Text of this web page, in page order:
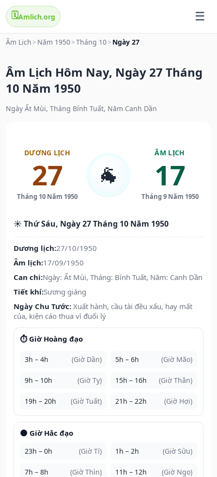
🗓️Amlich.org
Âm Lịch > Năm 1950>Tháng 10> Ngày 27
Âm Lịch Hôm Nay, Ngày 27 Tháng
10 Năm 1950
Ngày Ất Mùi, Tháng Bính Tuất, Năm Canh Dần
DƯƠNG LỊCH
27
Tháng 10 Năm 1950
🐐
ÂM LỊCH
17
Tháng 9 Năm 1950
☀️ Thứ Sáu, Ngày 27 Tháng 10 Năm 1950
Dương lịch:27/10/1950
Âm lịch:17/09/1950
Can chi:Ngày: Ất Mùi, Tháng: Bính Tuất, Năm: Canh Dần
Tiết khí:Sương giáng
Ngày Chu Tước: Xuất hành, cầu tài đều xấu, hay mất
của, kiện cáo thua vì đuối lý
⏱️ Giờ Hoàng đạo
3h – 4h (Giờ Dần) 5h – 6h (Giờ Mão)
9h – 10h (Giờ Tỵ) 15h – 16h (Giờ Thân)
19h – 20h (Giờ Tuất) 21h – 22h (Giờ Hợi)
🌑 Giờ Hắc đạo
23h – 0h (Giờ Tí) 1h – 2h (Giờ Sửu)
7h – 8h (Giờ Thìn) 11h – 12h (Giờ Ngọ)